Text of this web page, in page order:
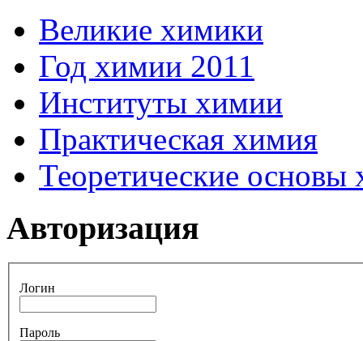
Великие химики
Год химии 2011
Институты химии
Практическая химия
Теоретические основы
Авторизация
Логин
Пароль